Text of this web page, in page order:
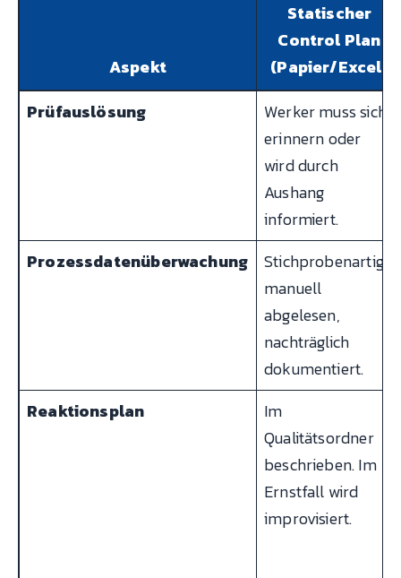
Aspekt
Statischer
Control Plan
(Papier/Excel)
Prüfauslösung
Werker muss sich
erinnern oder
wird durch
Aushang
informiert.
Prozessdatenüberwachung
Stichprobenartig,
manuell
abgelesen,
nachträglich
dokumentiert.
Reaktionsplan
Im
Qualitätsordner
beschrieben. Im
Ernstfall wird
improvisiert.